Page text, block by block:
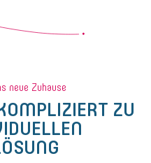
neue Zuhause
ZU